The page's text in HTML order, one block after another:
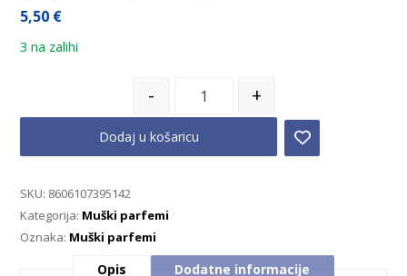
5,50 €
3 na zalihi
- +
Dodaj u košaricu
SKU: 8606107395142
Kategorija: Muški parfemi
Oznaka: Muški parfemi
Opis Dodatne informacije